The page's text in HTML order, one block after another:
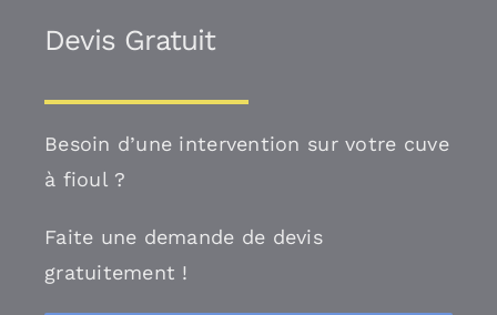
Devis Gratuit
Besoin d’une intervention sur votre cuve
à fioul ?
Faite une demande de devis
gratuitement !